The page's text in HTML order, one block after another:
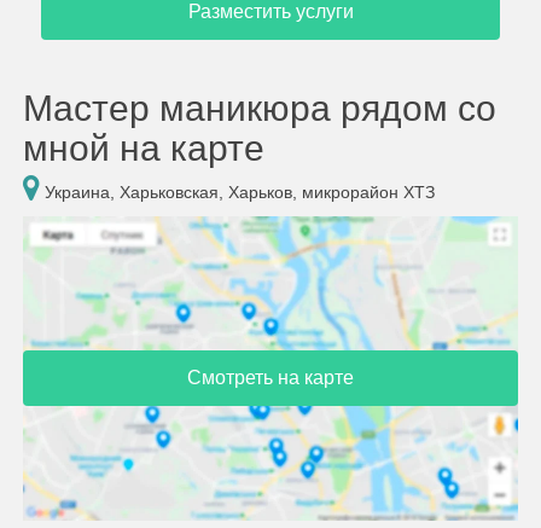
Разместить услуги
Мастер маникюра рядом со
мной на карте
Украина, Харьковская, Харьков, микрорайон ХТЗ
Смотреть на карте